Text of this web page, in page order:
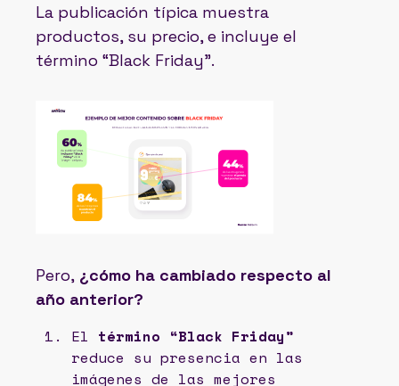
La publicación típica muestra
productos, su precio, e incluye el
término “Black Friday”.
Pero, ¿cómo ha cambiado respecto al
año anterior?
El término “Black Friday”
reduce su presencia en las
imágenes de las mejores